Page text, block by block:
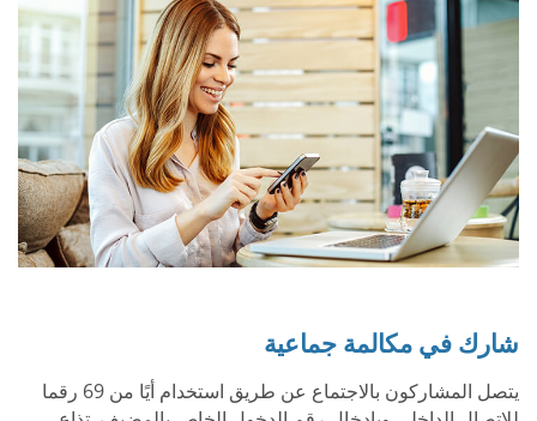
شارك في مكالمة جماعية
يتصل المشاركون بالاجتماع عن طريق استخدام أيًا من 69 رقما